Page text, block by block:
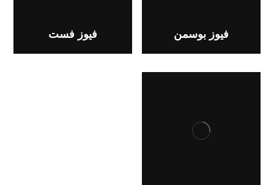
فیوز بوسمن فیوز فست